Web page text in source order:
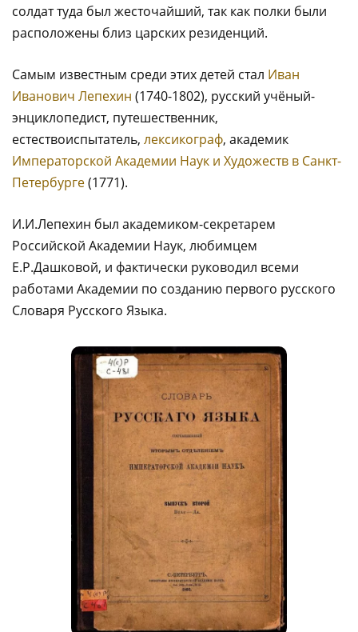
солдат туда был жесточайший, так как полки были
расположены близ царских резиденций.
Самым известным среди этих детей стал Иван
Иванович Лепехин (1740-1802), русский учёный-
энциклопедист, путешественник,
естествоиспытатель, лексикограф, академик
Императорской Академии Наук и Художеств в Санкт-
Петербурге(1771).
И.И.Лепехин был академиком-секретарем
Российской Академии Наук, любимцем
Е.Р.Дашковой, и фактически руководил всеми
работами Академии по созданию первого русского
Словаря Русского Языка.